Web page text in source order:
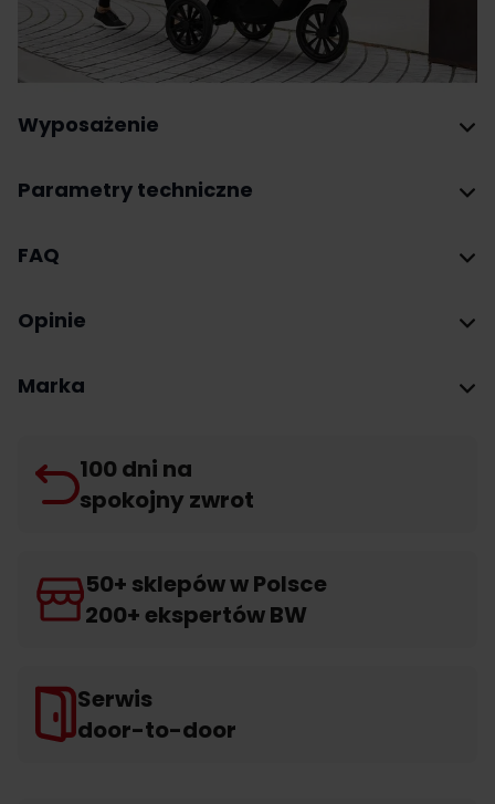
Wyposażenie
Parametry techniczne
FAQ
Opinie
Marka
100 dni na
spokojny zwrot
50+ sklepów w Polsce
200+ ekspertów BW
Serwis
door-to-door